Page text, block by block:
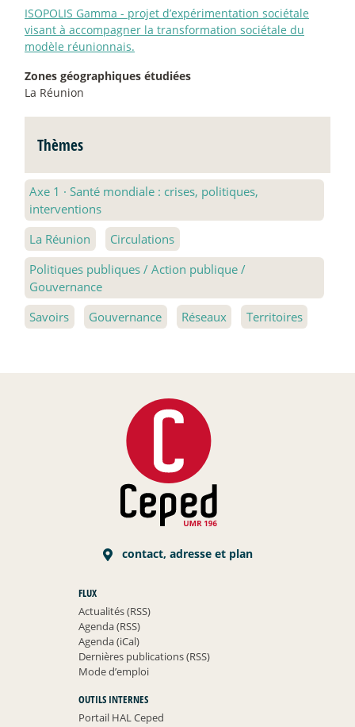
ISOPOLIS Gamma - projet d’expérimentation sociétale
visant à accompagner la transformation sociétale du
modèle réunionnais.
Zones géographiques étudiées
La Réunion
Thèmes
Axe 1 · Santé mondiale : crises, politiques,
interventions
La Réunion
Circulations
Politiques publiques / Action publique /
Gouvernance
Savoirs
Gouvernance Réseaux Territoires
contact, adresse et plan
FLUX
Actualités (RSS)
Agenda (RSS)
Agenda (iCal)
Dernières publications (RSS)
Mode d’emploi
OUTILS INTERNES
Portail HAL Ceped